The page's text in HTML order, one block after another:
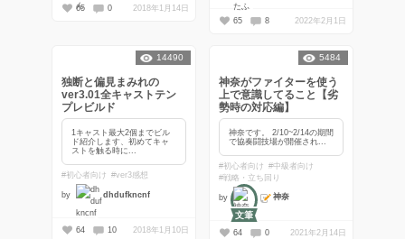
65 0 2018年1月14日
65 8 2022年2月1日
独断と偏見まみれの
ver3.01全キャストテン
プレビルド
1キャスト最大2個までビル
ド紹介します、初めてキャ
ストを触る時に...
#初心者向け #ver3感想
by dhdufkncnf
14490
64 10 2018年1月10日
神奈がファイターを使う
上で意識してること【劣
勢時の対応編】
神奈です。 2/10~2/14の期間
で協奏闘技場が開催され...
#初心者向け #中級者向け
#戦略・立ち回り
by
文筆
神奈
5484
64 0 2021年2月14日